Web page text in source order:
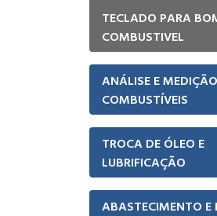
TECLADO PARA
COMBUSTIVEL
ANÁLISE E
COMBUSTÍVEIS
TROCA DE ÓLEO E
LUBRIFICAÇÃO
ABASTECIMENTO E